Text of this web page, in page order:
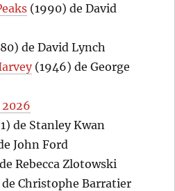
(1990) de David
de David Lynch
(1946) de George
de Stanley Kwan
John Ford
Rebecca Zlotowski
de Christophe Barratier